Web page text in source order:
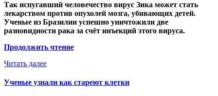
Так испугавший человечество вирус Зика может стать
лекарством против опухолей мозга, убивающих детей.
Ученые из Бразилии успешно уничтожили две
разновидности рака за счёт инъекций этого вируса.
Продолжить чтение
Читать далее
Ученые узнали как стареют клетки